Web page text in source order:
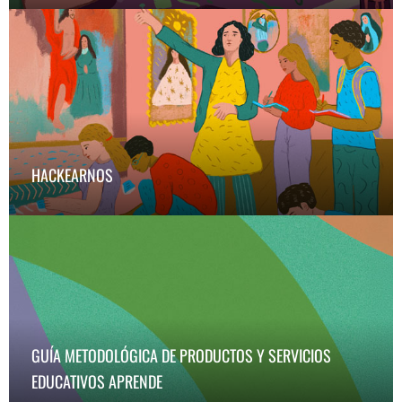
YO SOY
Identidad en movimiento
HACKEARNOS
HACKEARNOS
GUÍA METODOLÓGICA DE PRODUCTOS Y SERVICIOS
EDUCATIVOS APRENDE